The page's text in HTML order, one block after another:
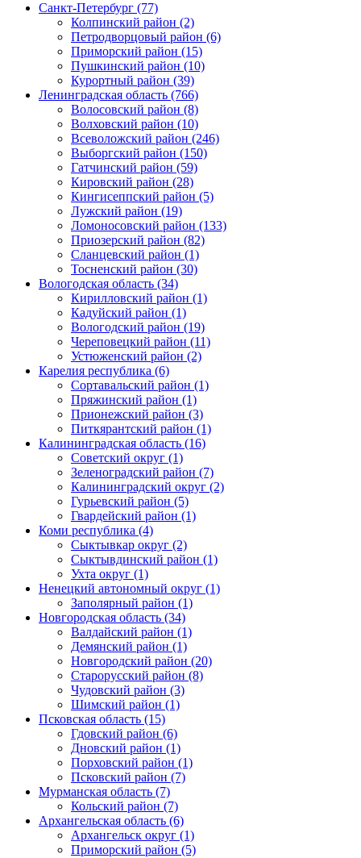
Санкт-Петербург (77)
Колпинский район (2)
Петродворцовый район (6)
Приморский район (15)
Пушкинский район (10)
Курортный район (39)
Ленинградская область (766)
Волосовский район (8)
Волховский район (10)
Всеволожский район (246)
Выборгский район (150)
Гатчинский район (59)
Кировский район (28)
Кингисеппский район (5)
Лужский район (19)
Ломоносовский район (133)
Приозерский район (82)
Сланцевский район (1)
Тосненский район (30)
Вологодская область (34)
Кирилловский район (1)
Кадуйский район (1)
Вологодский район (19)
Череповецкий район (11)
Устюженский район (2)
Карелия республика (6)
Сортавальский район (1)
Пряжинский район (1)
Прионежский район (3)
Питкярантский район (1)
Калининградская область (16)
Советский округ (1)
Зеленоградский район (7)
Калининградский округ (2)
Гурьевский район (5)
Гвардейский район (1)
Коми республика (4)
Сыктывкар округ (2)
Сыктывдинский район (1)
Ухта округ (1)
Ненецкий автономный округ (1)
Заполярный район (1)
Новгородская область (34)
Валдайский район (1)
Демянский район (1)
Новгородский район (20)
Старорусский район (8)
Чудовский район (3)
Шимский район (1)
Псковская область (15)
Гдовский район (6)
Дновский район (1)
Порховский район (1)
Псковский район (7)
Мурманская область (7)
Кольский район (7)
Архангельская область (6)
Архангельск округ (1)
Приморский район (5)